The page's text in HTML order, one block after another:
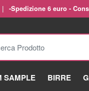
-Spedizione 6 euro -
Prodotto
SAMPLE BIRRE